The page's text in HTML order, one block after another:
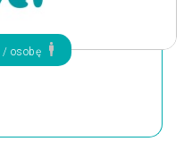
/ osobę